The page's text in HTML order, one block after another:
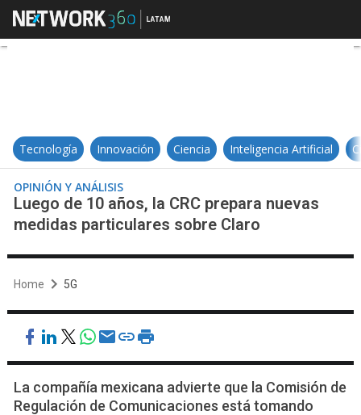
Luego de 10 años, la CRC
Tecnología Innovación Ciencia Inteligencia Artificial
OPINIÓN Y ANÁLISIS
Luego de 10 años, la CRC prepara nuevas
medidas particulares sobre Claro
Home 5G
La compañía mexicana advierte que la Comisión de
Regulación de Comunicaciones está tomando